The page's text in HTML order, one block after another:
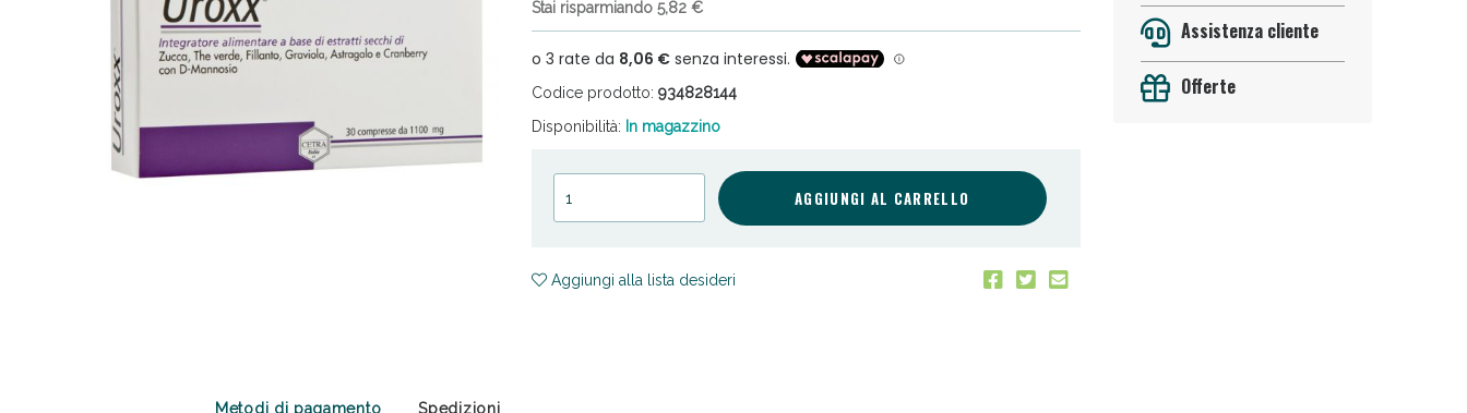
Stai risparmiando 5,82 €
Codice prodotto: 934828144
Disponibilità: In magazzino
AGGIUNGI AL CARRELLO
Aggiungi alla lista desideri
Assistenza cliente
Offerte
Metodi di pagamento Spedizioni
Anticellulite e Fanghi: Sconto fino al 40% valido oggi!